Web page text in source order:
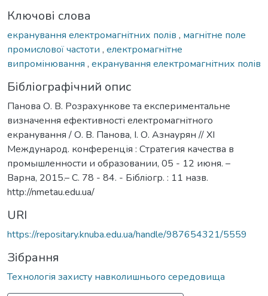
Ключові слова
екранування електромагнітних полів , магнітне поле
промислової частоти , електромагнітне
випромінювання , екранування електромагнітних полів
Бібліографічний опис
Панова О. В. Розрахункове та експериментальне
визначення ефективності електромагнітного
екранування / О. В. Панова, І. О. Азнаурян // ХІ
Международ. конференція : Стратегия качества в
промышленности и образовании, 05 - 12 июня. –
Варна, 2015.– С. 78 - 84. - Бібліогр. : 11 назв.
http://nmetau.edu.ua/
URI
https://repositary.knuba.edu.ua/handle/987654321/5559
Зібрання
Технологія захисту навколишнього середовища